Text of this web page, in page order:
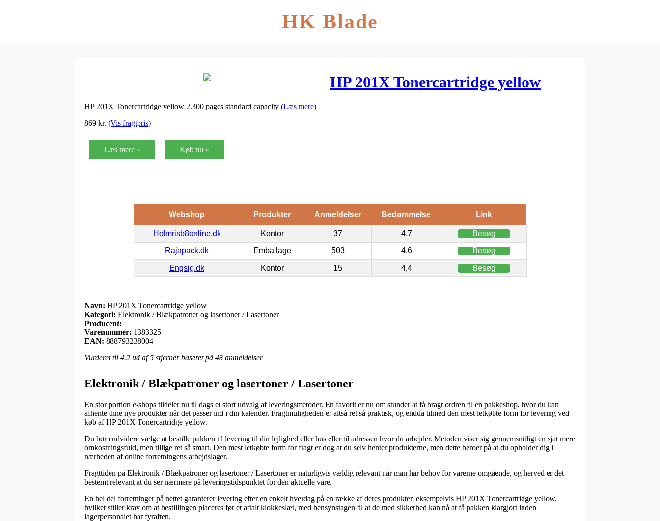
HK Blade
HP 201X Tonercartridge yellow
HP 201X Tonercartridge yellow 2.300 pages standard capacity (Læs mere)
869 kr. (Vis fragtpris)
Læs mere » Køb nu »
Webshop Produkter Anmeldelser Bedømmelse Link
Holmrisb8online.dk Kontor 37 4,7 Besøg
Rajapack.dk Emballage 503 4,6 Besøg
Engsig.dk Kontor 15 4,4 Besøg
Navn: HP 201X Tonercartridge yellow
Kategori: Elektronik / Blækpatroner og lasertoner / Lasertoner
Producent:
Varenummer: 1383325
EAN: 888793238004
Vurderet til 4.2 ud af 5 stjerner baseret på 48 anmeldelser
Elektronik / Blækpatroner og lasertoner / Lasertoner
En stor portion e-shops tildeler nu til dags et stort udvalg af leveringsmetoder. En favorit er nu om stunder at få bragt ordren til en pakkeshop, hvor du kan
afhente dine nye produkter når det passer ind i din kalender. Fragtmuligheden er altså ret så praktisk, og endda tilmed den mest letkøbte form for levering ved
køb af HP 201X Tonercartridge yellow.
Du bør endvidere vælge at bestille pakken til levering til din lejlighed eller hus eller til adressen hvor du arbejder. Metoden viser sig gennemsnitligt en sjat mere
omkostningsfuld, men tillige ret så smart. Den mest letkøbte form for fragt er dog at du selv henter produkterne, men dette beroer på at du opholder dig i
nærheden af online forretningens arbejdslager.
Fragttiden på Elektronik / Blækpatroner og lasertoner / Lasertoner er naturligvis vældig relevant når man har behov for varerne omgående, og herved er det
bestemt relevant at du ser nærmere på leveringstidspunktet for den aktuelle vare.
En hel del forretninger på nettet garanterer levering efter en enkelt hverdag på en række af deres produkter, eksempelvis HP 201X Tonercartridge yellow,
hvilket stiller krav om at bestillingen placeres før et aftalt klokkeslæt, med hensynstagen til at de med sikkerhed kan nå at få pakken klargjort inden
lagerpersonalet har fyraften.